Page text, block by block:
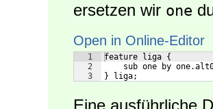
ersetzen wir one
Open in Online-Editor
1
2
3
feature liga {
sub one by
} liga;